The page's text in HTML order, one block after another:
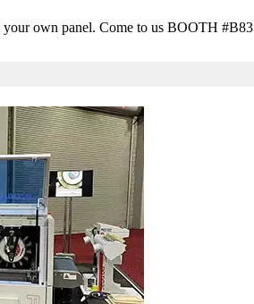
own panel. Come to us BOOTH